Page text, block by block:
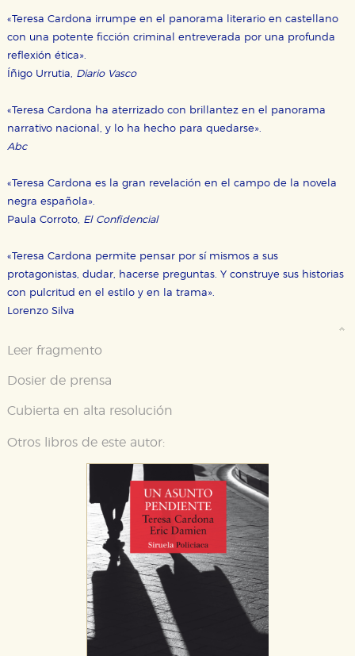
«Teresa Cardona irrumpe en el panorama literario en castellano
con una potente ficción criminal entreverada por una profunda
reflexión ética».
Íñigo Urrutia, Diario Vasco
«Teresa Cardona ha aterrizado con brillantez en el panorama
narrativo nacional, y lo ha hecho para quedarse».
Abc
«Teresa Cardona es la gran revelación en el campo de la novela
negra española».
Paula Corroto, El Confidencial
«Teresa Cardona permite pensar por sí mismos a sus
protagonistas, dudar, hacerse preguntas. Y construye sus historias
con pulcritud en el estilo y en la trama».
Lorenzo Silva
Leer fragmento
Dosier de prensa
Cubierta en alta resolución
Otros libros de este autor:
CONFIGURACIÓN DE COOKIES
HABILITAR TODO RECHAZAR TODO